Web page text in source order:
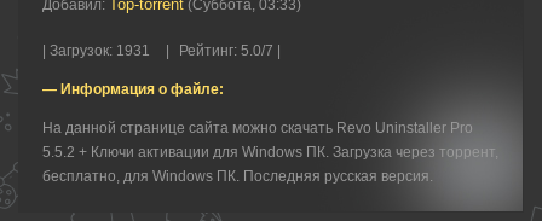
Добавил: Top-torrent (Суббота, 03:33)
Загрузок: 1931 Рейтинг: 5.0/7 |
— Информация о файле:
На данной странице сайта можно скачать Revo Uninstaller Pro
5.5.2 + Ключи активации для Windows ПК. Загрузка через торрент,
бесплатно, для Windows ПК. Последняя русская версия.